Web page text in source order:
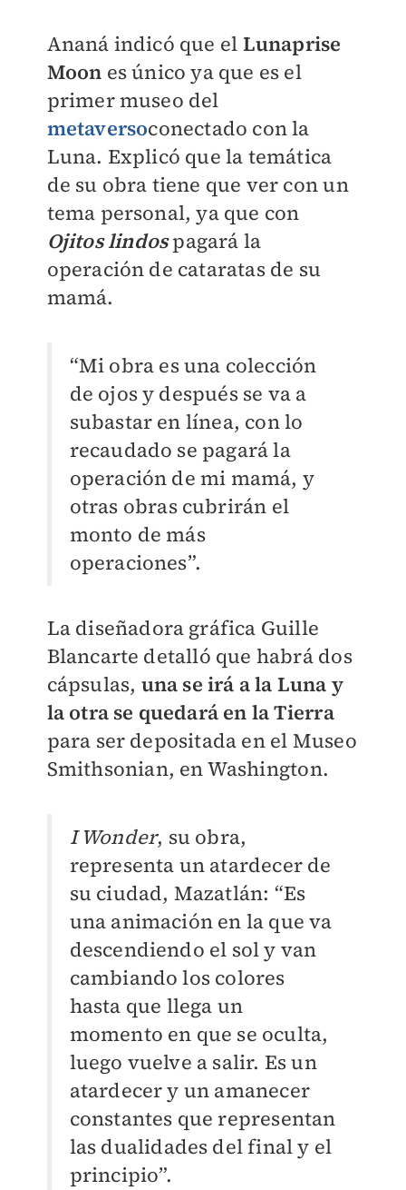
Ananá indicó que el Lunaprise
Moon es único ya que es el
primer museo del
metaversoconectado con la
Luna. Explicó que la temática
de su obra tiene que ver con un
tema personal, ya que con
Ojitos lindospagará la
operación de cataratas de su
mamá.
“Mi obra es una colección
de ojos y después se va a
subastar en línea, con lo
recaudado se pagará la
operación de mi mamá, y
otras obras cubrirán el
monto de más
operaciones”.
La diseñadora gráfica Guille
Blancarte detalló que habrá dos
cápsulas, una se irá a la Luna y
la otra se quedará en la Tierra
para ser depositada en el Museo
Smithsonian, en Washington.
I Wonder, su obra,
representa un atardecer de
su ciudad, Mazatlán: “Es
una animación en la que va
descendiendo el sol y van
cambiando los colores
hasta que llega un
momento en que se oculta,
luego vuelve a salir. Es un
atardecer y un amanecer
constantes que representan
las dualidades del final y el
principio”.